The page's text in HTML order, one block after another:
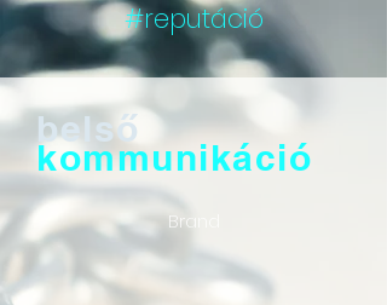
#reputáció
belső
kommunikáció
Brand